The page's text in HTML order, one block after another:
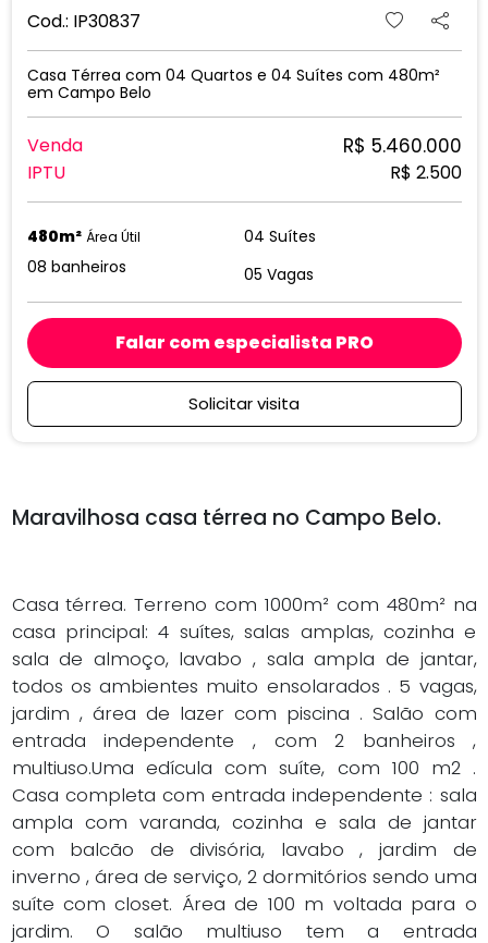
Cod.: IP30837
Casa Térrea com 04 Quartos e 04 Suítes com 480m²
em Campo Belo
Venda R$ 5.460.000
IPTU R$ 2.500
480m² Área Útil
04 Suítes
08 banheiros
05 Vagas
Falar com especialista PRO
Solicitar visita
Maravilhosa casa térrea no Campo Belo.
Casa térrea. Terreno com 1000m² com 480m² na
casa principal: 4 suítes, salas amplas, cozinha e
sala de almoço, lavabo , sala ampla de jantar,
todos os ambientes muito ensolarados . 5 vagas,
jardim , área de lazer com piscina . Salão com
entrada independente , com 2 banheiros ,
multiuso.Uma edícula com suíte, com 100 m2 .
Casa completa com entrada independente : sala
ampla com varanda, cozinha e sala de jantar
com balcão de divisória, lavabo , jardim de
inverno , área de serviço, 2 dormitórios sendo uma
suíte com closet. Área de 100 m voltada para o
jardim. O salão multiuso tem a entrada